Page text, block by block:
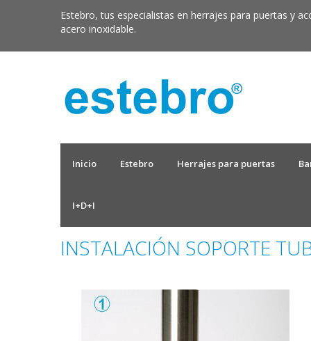
Estebro, tus especialistas en herrajes para puertas y
acero inoxidable.
Inicio Estebro Herrajes para puertas
I+D+I
INSTALACIÓN SOPORTE